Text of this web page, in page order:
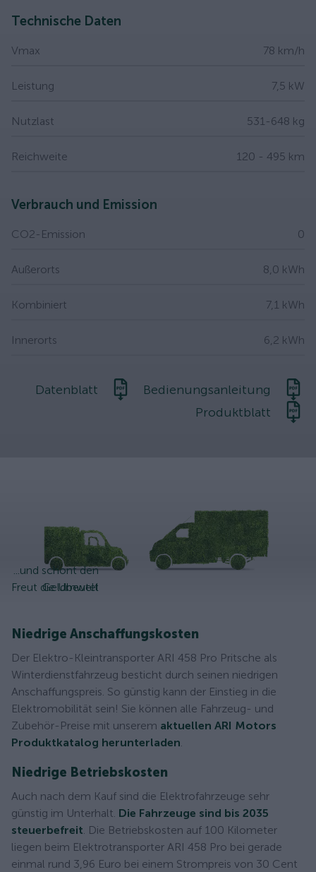
Technische Daten
Vmax 78 km/h
Leistung 7,5 kW
Nutzlast 531-648 kg
Reichweite 120 - 495 km
Verbrauch und Emission
CO2-Emission 0
Außerorts 8,0 kWh
Kombiniert 7,1 kWh
Innerorts 6,2 kWh
Datenblatt
Bedienungsanleitung
Produktblatt
Freut die Umwelt
...und schont den
Geldbeutel
Niedrige Anschaffungskosten
Der Elektro-Kleintransporter ARI 458 Pro Pritsche als
Winterdienstfahrzeug besticht durch seinen niedrigen
Anschaffungspreis. So günstig kann der Einstieg in die
Elektromobilität sein! Sie können alle Fahrzeug- und
Zubehör-Preise mit unserem aktuellen ARI Motors
Produktkatalog herunterladen
Niedrige Betriebskosten
Auch nach dem Kauf sind die Elektrofahrzeuge sehr
günstig im Unterhalt. Die Fahrzeuge sind bis 2035
steuerbefreit . Die Betriebskosten auf 100 Kilometer
liegen beim Elektrotransporter ARI 458 Pro bei gerade
einmal rund 3,96 Euro bei einem Strompreis von 30 Cent